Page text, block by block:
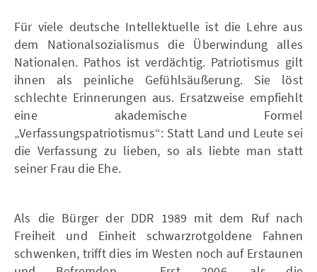
Für viele deutsche Intellektuelle ist die Lehre aus
dem Nationalsozialismus die Überwindung alles
Nationalen. Pathos ist verdächtig. Patriotismus gilt
ihnen als peinliche Gefühlsäußerung. Sie löst
schlechte Erinnerungen aus. Ersatzweise empfiehlt
eine akademische Formel
„Verfassungspatriotismus“: Statt Land und Leute sei
die Verfassung zu lieben, so als liebte man statt
seiner Frau die Ehe.
Als die Bürger der DDR 1989 mit dem Ruf nach
Freiheit und Einheit schwarzrotgoldene Fahnen
schwenken, trifft dies im Westen noch auf Erstaunen